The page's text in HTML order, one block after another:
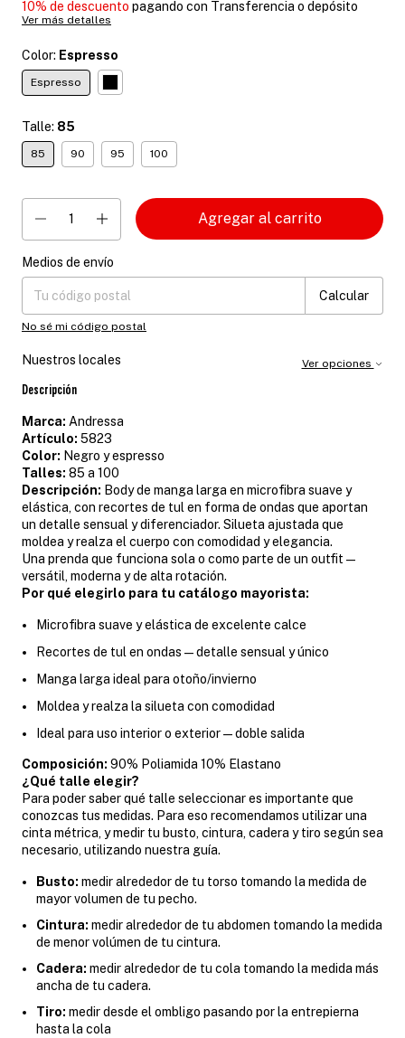
10% de descuento pagando con Transferencia o depósito
Ver más detalles
Color: Espresso
Espresso
Talle: 85
85 90 95 100
Entregas para el CP:
Medios de envío
Calcular
No sé mi código postal
Nuestros locales Ver opciones
Descripción
Marca: Andressa
Artículo: 5823
Color: Negro y espresso
Talles: 85 a 100
Descripción: Body de manga larga en microfibra suave y
elástica, con recortes de tul en forma de ondas que aportan
un detalle sensual y diferenciador. Silueta ajustada que
moldea y realza el cuerpo con comodidad y elegancia.
Una prenda que funciona sola o como parte de un outfit —
versátil, moderna y de alta rotación.
Por qué elegirlo para tu catálogo mayorista:
Microfibra suave y elástica de excelente calce
Recortes de tul en ondas — detalle sensual y único
Manga larga ideal para otoño/invierno
Moldea y realza la silueta con comodidad
Ideal para uso interior o exterior — doble salida
Composición: 90% Poliamida 10% Elastano
¿Qué talle elegir?
Para poder saber qué talle seleccionar es importante que
conozcas tus medidas. Para eso recomendamos utilizar una
cinta métrica, y medir tu busto, cintura, cadera y tiro según sea
necesario, utilizando nuestra guía.
Busto: medir alrededor de tu torso tomando la medida de
mayor volumen de tu pecho.
Cintura: medir alrededor de tu abdomen tomando la medida
de menor volúmen de tu cintura.
Cadera: medir alrededor de tu cola tomando la medida más
ancha de tu cadera.
Tiro: medir desde el ombligo pasando por la entrepierna
hasta la cola